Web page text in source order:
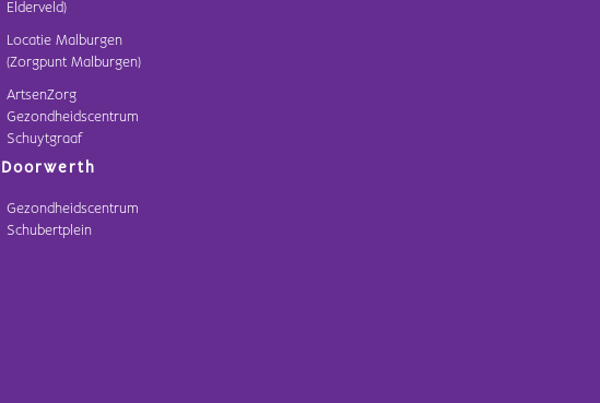
Elderveld)
Locatie Malburgen
(Zorgpunt Malburgen)
ArtsenZorg
Gezondheidscentrum
Schuytgraaf
Doorwerth
Gezondheidscentrum
Schubertplein